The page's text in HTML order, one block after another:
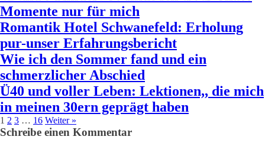
Momente nur für mich
Romantik Hotel Schwanefeld: Erholung
pur-unser Erfahrungsbericht
Wie ich den Sommer fand und ein
schmerzlicher Abschied
Ü40 und voller Leben: Lektionen,, die mich
in meinen 30ern geprägt haben
1 2 3 … 16 Weiter »
Schreibe einen Kommentar